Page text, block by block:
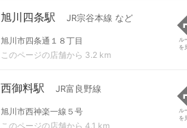
旭川四条駅 JR宗谷本線 など
旭川市四条通１８丁目
このページの店舗から 3.2 km
ル
を
西御料駅 JR富良野線
旭川市西神楽一線５号
このページの店舗から 4.1 km
ル
を